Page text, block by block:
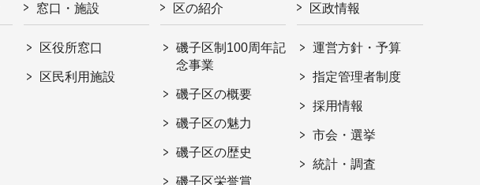
窓口・施設
区役所窓口
区民利用施設
区の紹介
磯子区制100周年記
念事業
磯子区の概要
磯子区の魅力
磯子区の歴史
磯子区栄誉賞
区政情報
運営方針・予算
指定管理者制度
採用情報
市会・選挙
統計・調査